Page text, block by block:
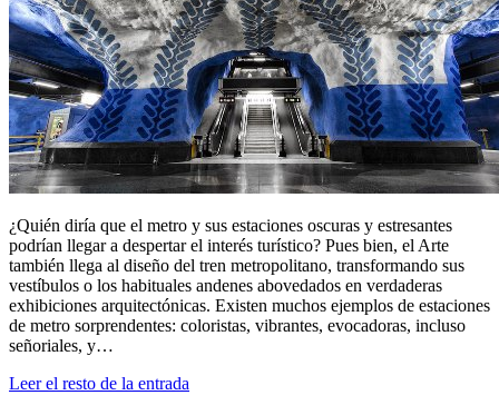
¿Quién diría que el metro y sus estaciones oscuras y estresantes
podrían llegar a despertar el interés turístico? Pues bien, el Arte
también llega al diseño del tren metropolitano, transformando sus
vestíbulos o los habituales andenes abovedados en verdaderas
exhibiciones arquitectónicas. Existen muchos ejemplos de estaciones
de metro sorprendentes: coloristas, vibrantes, evocadoras, incluso
señoriales, y…
Leer el resto de la entrada